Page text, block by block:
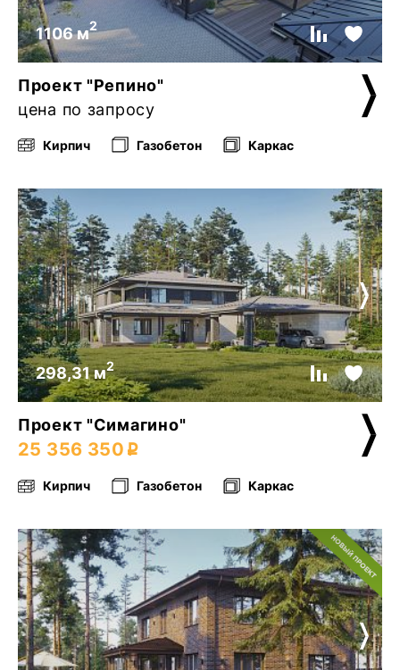
1106 м2
Проект "Репино"
цена по запросу
Кирпич Газобетон Каркас
298,31 м2
Проект "Симагино"
25 356 350
Кирпич Газобетон Каркас